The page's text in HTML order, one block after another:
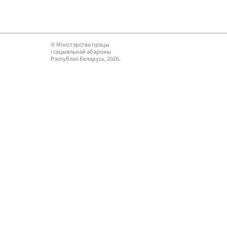
© Мiнiстэрства працы
i сацыяльнай абароны
Рэспублікі Беларусь, 2026.